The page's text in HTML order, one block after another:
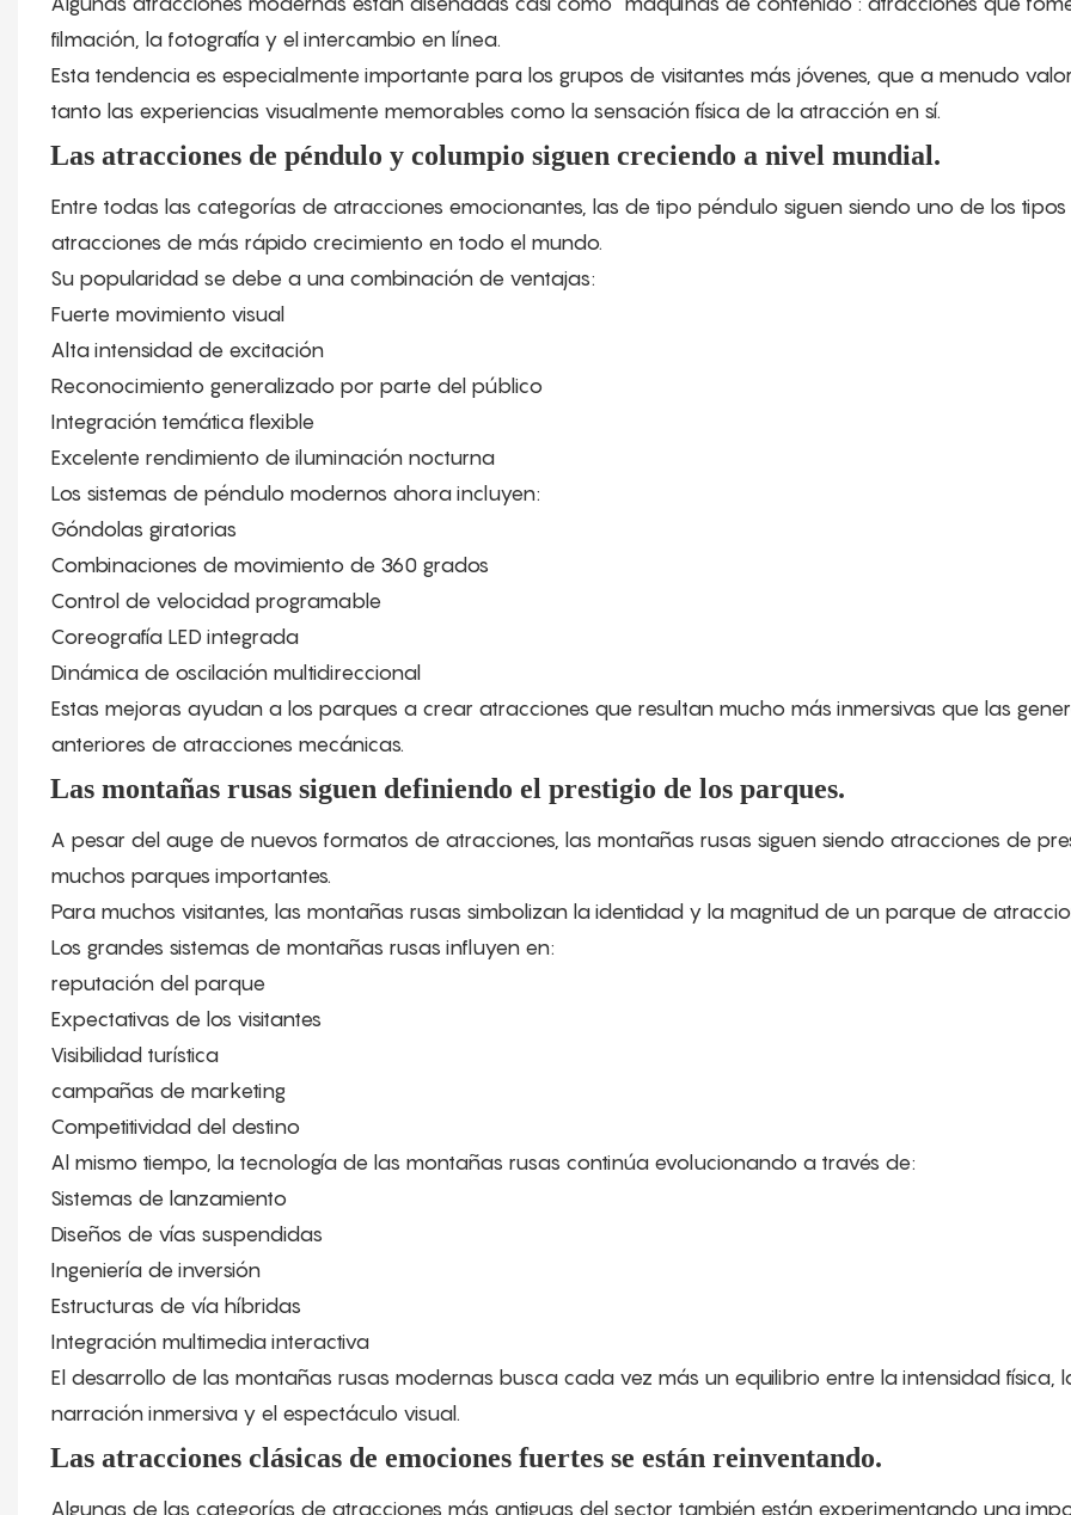
filmación, la fotografía y el intercambio en línea.
Esta tendencia es especialmente importante para los grupos de visitantes más jóvenes, que a menudo
tanto las experiencias visualmente memorables como la sensación física de la atracción en sí.
Las atracciones de péndulo y columpio siguen creciendo a nivel mundial.
Entre todas las categorías de atracciones emocionantes, las de tipo péndulo siguen siendo uno de los tipos
atracciones de más rápido crecimiento en todo el mundo.
Su popularidad se debe a una combinación de ventajas:
Fuerte movimiento visual
Alta intensidad de excitación
Reconocimiento generalizado por parte del público
Integración temática flexible
Excelente rendimiento de iluminación nocturna
Los sistemas de péndulo modernos ahora incluyen:
Góndolas giratorias
Combinaciones de movimiento de 360 ​​grados
Control de velocidad programable
Coreografía LED integrada
Dinámica de oscilación multidireccional
Estas mejoras ayudan a los parques a crear atracciones que resultan mucho más inmersivas que las
anteriores de atracciones mecánicas.
Las montañas rusas siguen definiendo el prestigio de los parques.
A pesar del auge de nuevos formatos de atracciones, las montañas rusas siguen siendo atracciones de
muchos parques importantes.
Para muchos visitantes, las montañas rusas simbolizan la identidad y la magnitud de un parque de
Los grandes sistemas de montañas rusas influyen en:
reputación del parque
Expectativas de los visitantes
Visibilidad turística
campañas de marketing
Competitividad del destino
Al mismo tiempo, la tecnología de las montañas rusas continúa evolucionando a través de:
Sistemas de lanzamiento
Diseños de vías suspendidas
Ingeniería de inversión
Estructuras de vía híbridas
Integración multimedia interactiva
El desarrollo de las montañas rusas modernas busca cada vez más un equilibrio entre la intensidad física,
narración inmersiva y el espectáculo visual.
Las atracciones clásicas de emociones fuertes se están reinventando.
Algunas de las categorías de atracciones más antiguas del sector también están experimentando una